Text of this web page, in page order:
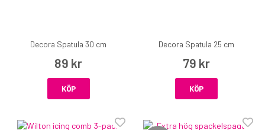
Decora Spatula 30 cm
89 kr
KÖP
Decora Spatula 25 cm
79 kr
KÖP